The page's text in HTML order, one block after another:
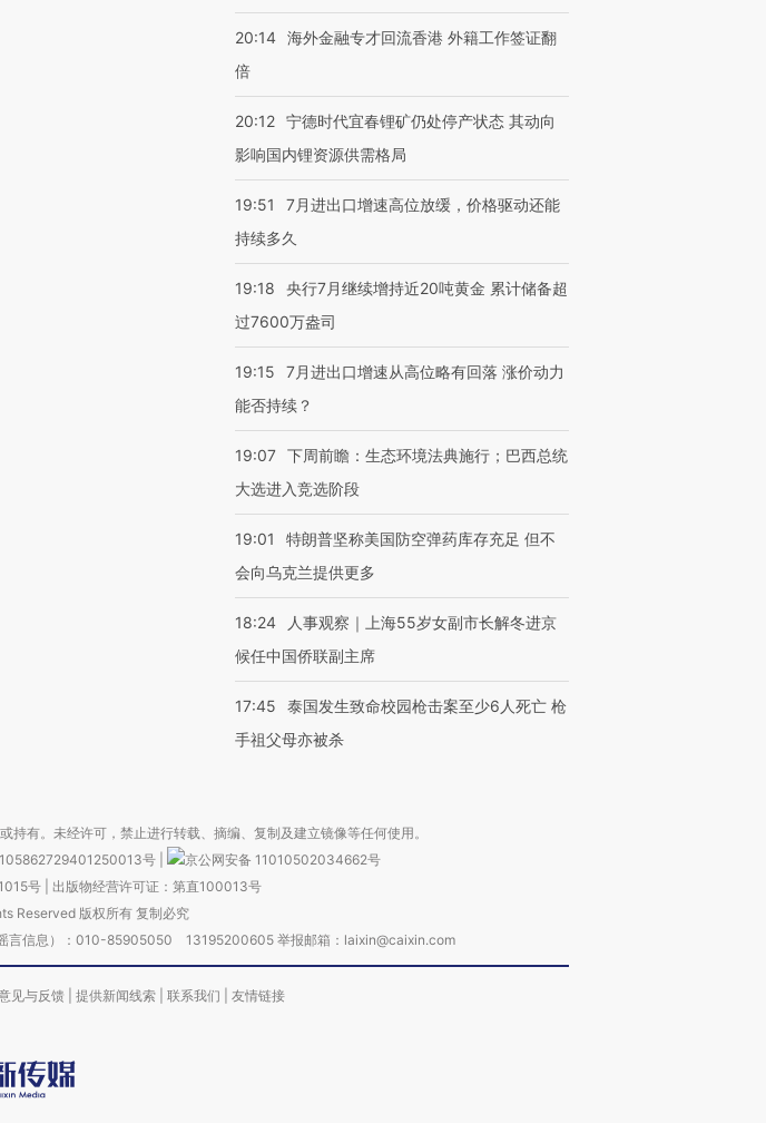
20:14 海外金融专才回流香港 外籍工作签证翻
倍
20:12 宁德时代宜春锂矿仍处停产状态 其动向
影响国内锂资源供需格局
19:51
7月进出口增速高位放缓，价格驱动还能
持续多久
19:18
央行7月继续增持近20吨黄金 累计储备超
过7600万盎司
19:15
7月进出口增速从高位略有回落 涨价动力
能否持续？
19:07 下周前瞻：生态环境法典施行；巴西总统
大选进入竞选阶段
19:01
特朗普坚称美国防空弹药库存充足 但不
会向乌克兰提供更多
18:24
人事观察｜上海55岁女副市长解冬进京
候任中国侨联副主席
17:45
泰国发生致命校园枪击案至少6人死亡 枪
手祖父母亦被杀
有。未经许可，禁止进行转载、摘编、复制及建立镜像等任何使用。
号
京公网安备 11010502034662号
号| 出版物经营许可证：第直100013号
Reserved 版权所有 复制必究
言信息）：010-85905050 13195200605 举报邮箱：laixin@caixin.com
见与反馈 提供新闻线索 联系我们 友情链接